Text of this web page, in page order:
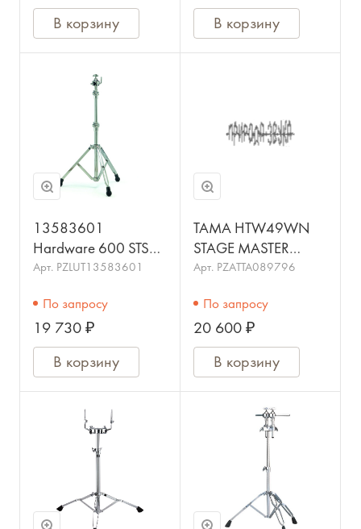
В корзину
В корзину
13583601
Hardware 600 STS
676 MC Стойка для
барабана, SONOR
Арт. PZLUT13583601
По запросу
19 730 ₽
В корзину
TAMA HTW49WN
STAGE MASTER
стойка под два тома
Арт. PZATTA089796
По запросу
20 600 ₽
В корзину